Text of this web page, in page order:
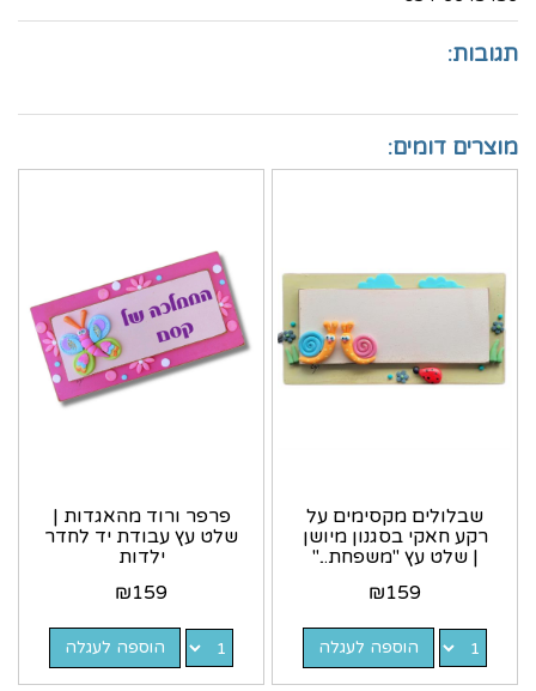
תגובות:
מוצרים דומים:
שבלולים מקסימים על
רקע חאקי בסגנון מיושן
| שלט עץ "משפחת..."
₪159
הוספה לעגלה
פרפר ורוד מהאגדות |
שלט עץ עבודת יד לחדר
ילדות
₪159
הוספה לעגלה